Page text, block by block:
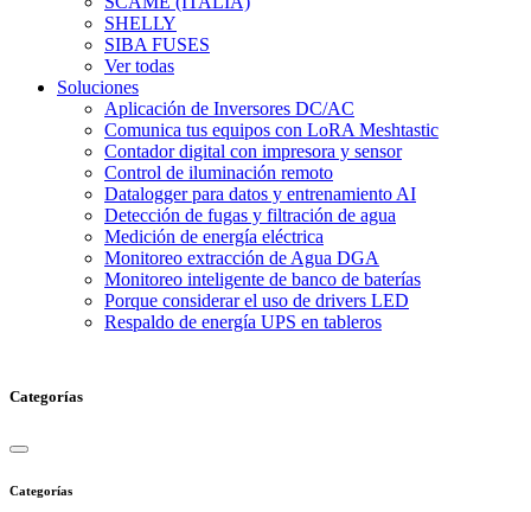
SHELLY
SIBA FUSES
Ver todas
Soluciones
Aplicación de Inversores DC/AC
Comunica tus equipos con LoRA Meshtastic
Contador digital con impresora y sensor
Control de iluminación remoto
Datalogger para datos y entrenamiento AI
Detección de fugas y filtración de agua
Medición de energía eléctrica
Monitoreo extracción de Agua DGA
Monitoreo inteligente de banco de baterías
Porque considerar el uso de drivers LED
Respaldo de energía UPS en tableros
Categorías
Categorías